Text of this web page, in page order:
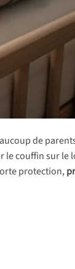
de
le couffin sur le
protection,